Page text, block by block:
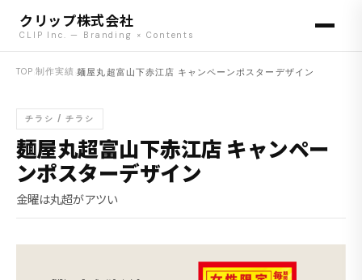
クリップ株式会社
CLIP Inc. — Branding × Contents
TOP ›制作実績 ›麺屋丸超富山下赤江店 キャンペーンポスターデザイン
チラシ / チラシ
麺屋丸超富山下赤江店 キャンペー
ンポスターデザイン
金曜は丸超がアツい